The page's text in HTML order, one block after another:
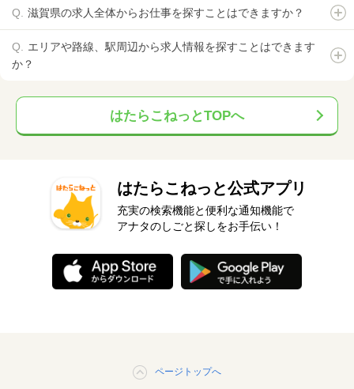
滋賀県の求人全体からお仕事を探すことはできますか？
エリアや路線、駅周辺から求人情報を探すことはできます
か？
はたらこねっとTOPへ
はたらこねっと公式アプリ
充実の検索機能と便利な通知機能で
アナタのしごと探しをお手伝い！
ページトップへ